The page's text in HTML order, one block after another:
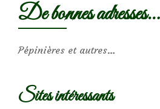
De bonnes adresses…
Pépinières et autres…
Sites intéressants